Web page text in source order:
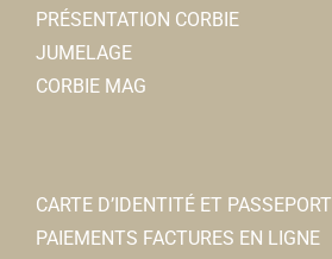
PRÉSENTATION CORBIE
JUMELAGE
CORBIE MAG
CARTE D’IDENTITÉ ET PASSEPORT
PAIEMENTS FACTURES EN LIGNE